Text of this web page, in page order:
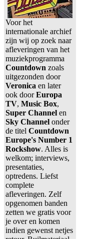
Voor het
internationale archief
zijn wij op zoek naar
afleveringen van het
muziekprogramma
Countdown zoals
uitgezonden door
Veronica en later
ook doorEuropa
TV, Music Box,
Super Channel en
Sky Channel onder
de titel Countdown
Europe's Number 1
Rockshow. Alles is
welkom; interviews,
presentaties,
optredens. Liefst
complete
afleveringen. Zelf
opgenomen banden
zetten we gratis voor
je over en komen
indien gewenst netjes